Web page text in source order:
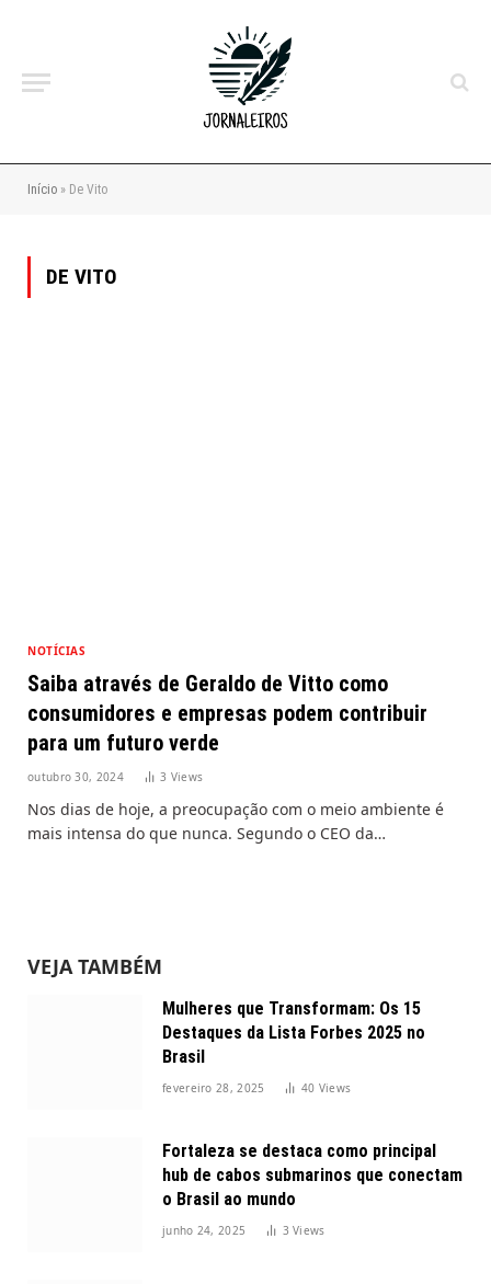
Início » De Vito
DE VITO
NOTÍCIAS
Saiba através de Geraldo de Vitto como
consumidores e empresas podem contribuir
para um futuro verde
outubro 30, 2024 3 Views
Nos dias de hoje, a preocupação com o meio ambiente é
mais intensa do que nunca. Segundo o CEO da…
VEJA TAMBÉM
Mulheres que Transformam: Os 15
Destaques da Lista Forbes 2025 no
Brasil
fevereiro 28, 2025 40 Views
Fortaleza se destaca como principal
hub de cabos submarinos que conectam
o Brasil ao mundo
junho 24, 2025 3Views